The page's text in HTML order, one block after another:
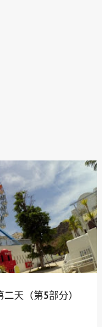
天（第5部分）